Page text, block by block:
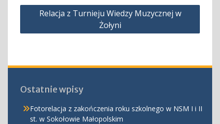
Nawigacja
Relacja z Turnieju Wiedzy Muzycznej w
Żołyni
Ostatnie wpisy
Fotorelacja z zakończenia roku szkolnego w NSM I i II
st. w Sokołowie Małopolskim